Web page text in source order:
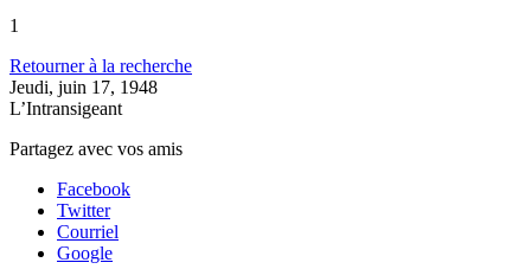
1
Retourner à la recherche
Jeudi, juin 17, 1948
L’Intransigeant
Partagez avec vos amis
Facebook
Twitter
Courriel
Google